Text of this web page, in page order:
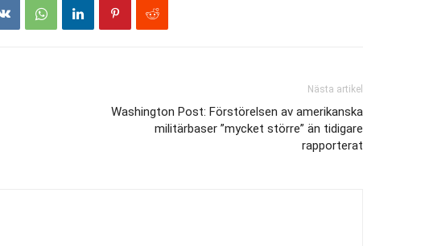
Nästa artikel
Washington Post: Förstörelsen av amerikanska
militärbaser ”mycket större” än tidigare
rapporterat